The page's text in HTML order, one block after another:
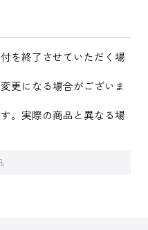
を終了させていただく場
更になる場合がございま
。実際の商品と異なる場